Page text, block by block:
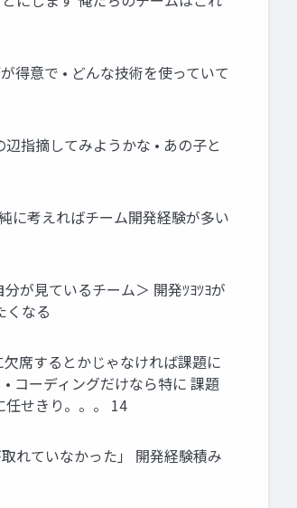
得意で • どんな技術を使っていて
指摘してみようかな • あの子と
に考えればチーム開発経験が多い
が見ているチーム＞ 開発ﾂﾖﾂﾖが
くなる
席するとかじゃなければ課題に
コーディングだけなら特に 課題
せきり。。。 14
れていなかった」 開発経験積み